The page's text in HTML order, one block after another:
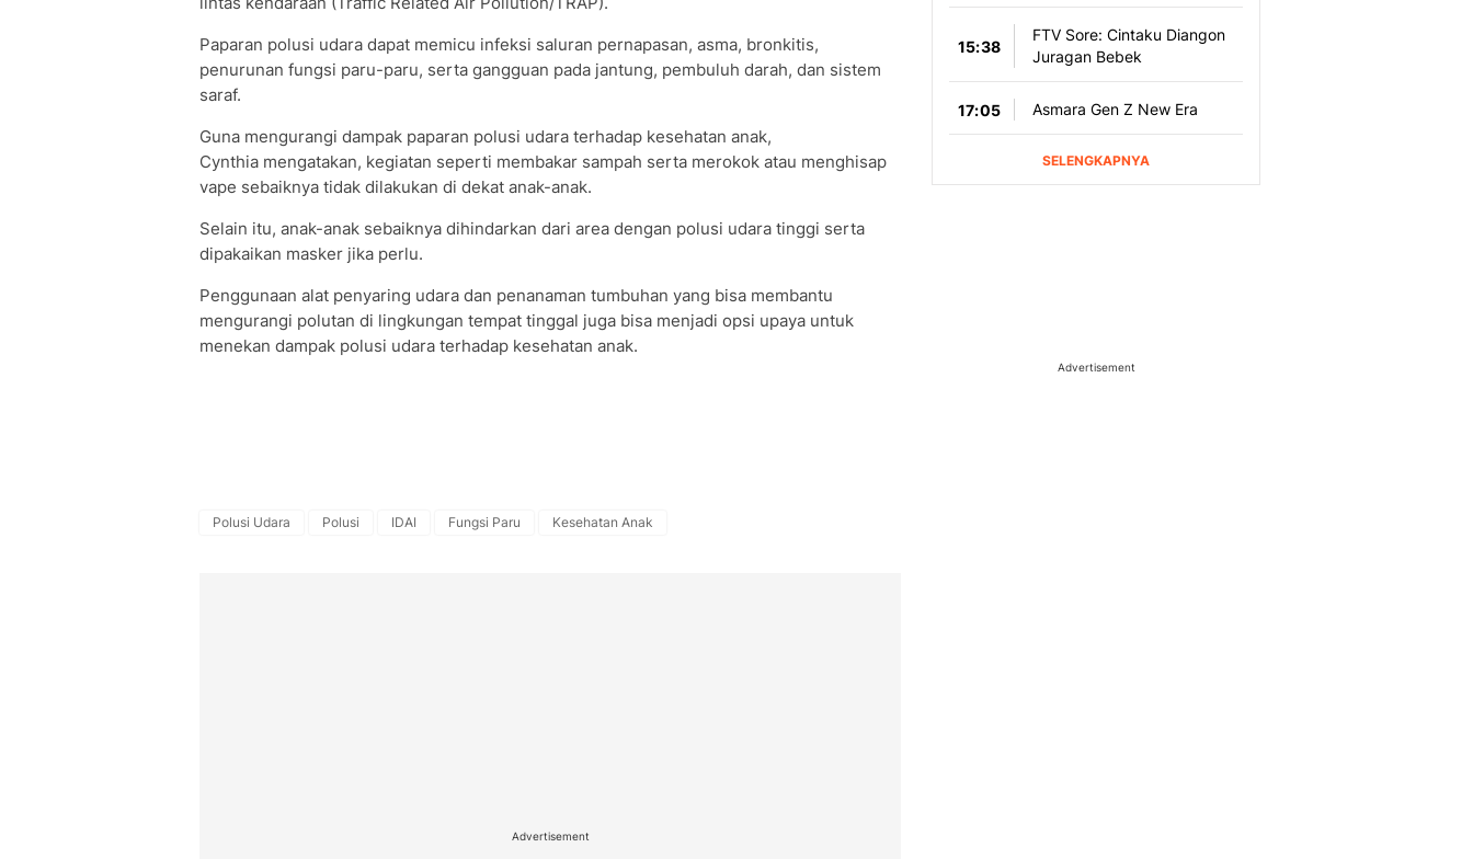
Paparan polusi udara dapat memicu infeksi saluran pernapasan, asma, bronkitis,
penurunan fungsi paru-paru, serta gangguan pada jantung, pembuluh darah, dan sistem
saraf.
Guna mengurangi dampak paparan polusi udara terhadap kesehatan anak,
Cynthia mengatakan, kegiatan seperti membakar sampah serta merokok atau menghisap
vape sebaiknya tidak dilakukan di dekat anak-anak.
Selain itu, anak-anak sebaiknya dihindarkan dari area dengan polusi udara tinggi serta
dipakaikan masker jika perlu.
Penggunaan alat penyaring udara dan penanaman tumbuhan yang bisa membantu
mengurangi polutan di lingkungan tempat tinggal juga bisa menjadi opsi upaya untuk
menekan dampak polusi udara terhadap kesehatan anak.
Polusi Udara Polusi IDAI Fungsi Paru Kesehatan Anak
Advertisement
Advertisement